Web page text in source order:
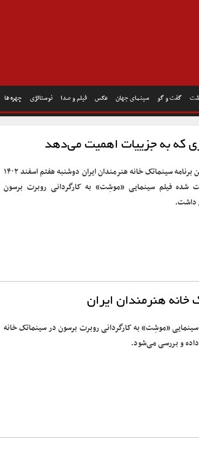
گفت و گو سینمای جهان عکس فیلم و صدا نوستالژی چهره ها
که به جزییات اهمیت می‌دهد
پانصد و هفتاد و پنجمین برنامه سینماتک خانه هنرمندان ایران دوشنبه هفتم اسفند ۱۴۰۲
فیلم سینمایی «موشِت» به کارگردانی روبرت برسون
هنرمندان ایران
«موشِت» به کارگردانی روبرت برسون در سینماتک خانه
داده و بررسی می‌شود.